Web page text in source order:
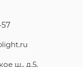
ш., д.5,